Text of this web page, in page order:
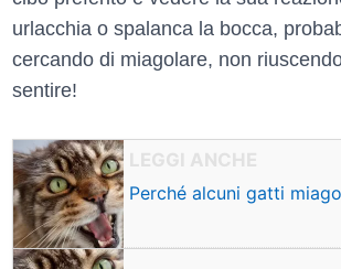
urlacchia o spalanca la bocca,
cercando di miagolare, non
sentire!
Perché alcuni gatti